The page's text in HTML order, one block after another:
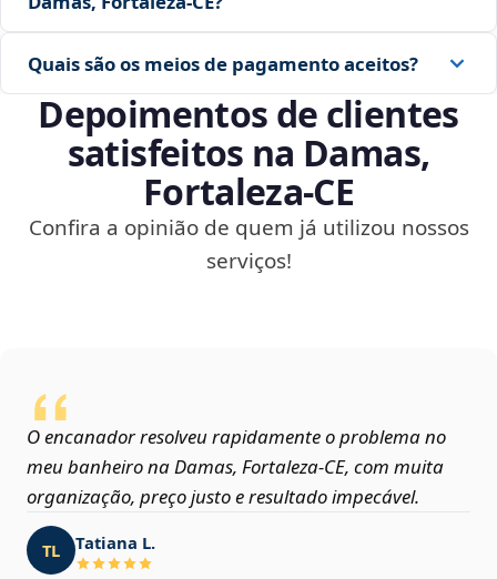
Quais são os meios de pagamento aceitos?
Depoimentos de clientes
satisfeitos na Damas,
Fortaleza‑CE
Confira a opinião de quem já utilizou nossos
serviços!
O encanador resolveu rapidamente o problema no
meu banheiro na Damas, Fortaleza‑CE, com muita
organização, preço justo e resultado impecável.
TL Tatiana L.